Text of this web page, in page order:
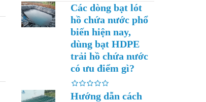
Các dòng bạt lót
hồ chứa nước phổ
biến hiện nay,
dùng bạt HDPE
trải hồ chứa nước
có ưu điểm gì?
Hướng dẫn cách